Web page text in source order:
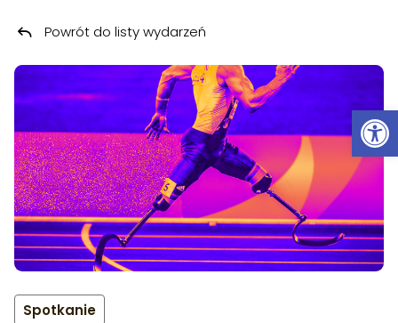
Przeskocz do treści
Spotkanie
Powrót do listy wydarzeń